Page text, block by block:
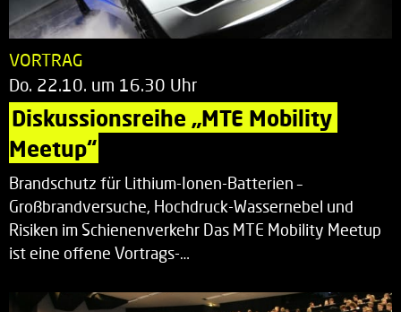
VORTRAG
Do. 22.10. um 16.30 Uhr
Diskussionsreihe „MTE Mobility
Meetup“
Brandschutz für Lithium-Ionen-Batterien –
Großbrandversuche, Hochdruck-Wassernebel und
Risiken im Schienenverkehr Das MTE Mobility Meetup
ist eine offene Vortrags-…